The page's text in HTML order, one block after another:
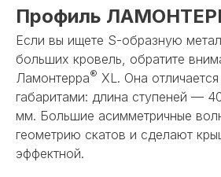
Профиль
Если вы ищете S-образную
больших кровель, обратите
Ламонтерра® XL. Она
габаритами: длина ступеней —
мм. Большие асимметричные
геометрию скатов и сделают
эффектной.